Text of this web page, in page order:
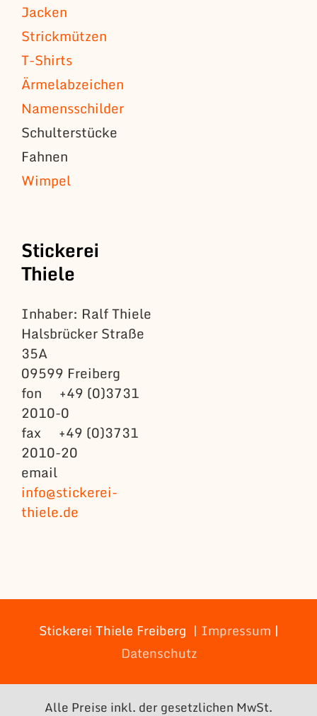
Jacken
Strickmützen
T-Shirts
Ärmelabzeichen
Namensschilder
Schulterstücke
Fahnen
Wimpel
Stickerei
Thiele
Inhaber: Ralf Thiele
Halsbrücker Straße
35A
09599 Freiberg
fon +49 (0)3731
2010-0
fax +49 (0)3731
2010-20
email
info@stickerei-
thiele.de
Stickerei Thiele Freiberg | Impressum |
Datenschutz
Alle Preise inkl. der gesetzlichen MwSt.